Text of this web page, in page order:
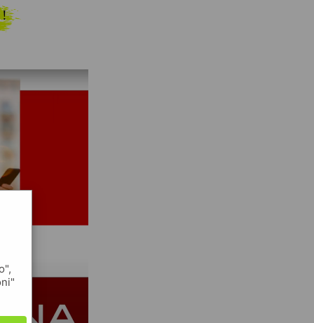
!